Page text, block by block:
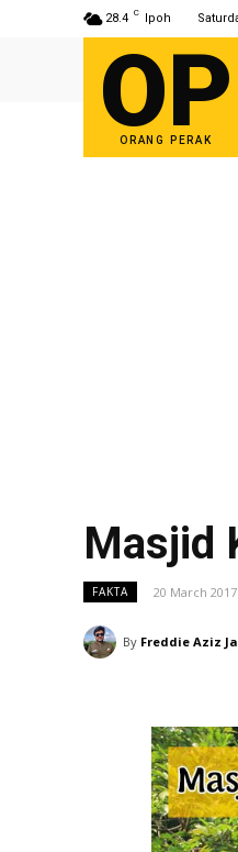
28.4 C Ipoh
OP
ORANG PERAK
Masjid
FAKTA 20 March 2017
By Freddie Aziz